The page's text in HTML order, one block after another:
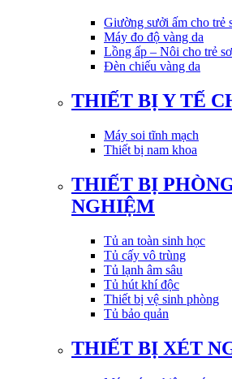
Giường sưởi ấm cho trẻ
Máy đo độ vàng da
Lồng ấp – Nôi cho trẻ
Đèn chiếu vàng da
THIẾT BỊ Y TẾ
Máy soi tĩnh mạch
Thiết bị nam khoa
THIẾT BỊ
NGHIỆM
Tủ an toàn sinh học
Tủ cấy vô trùng
Tủ lạnh âm sâu
Tủ hút khí độc
Thiết bị vệ sinh phòng
Tủ bảo quản
THIẾT BỊ XÉT